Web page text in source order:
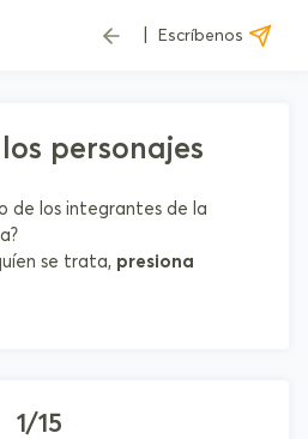
Escríbenos
personajes
de los integrantes de la
se trata, presiona
1/15